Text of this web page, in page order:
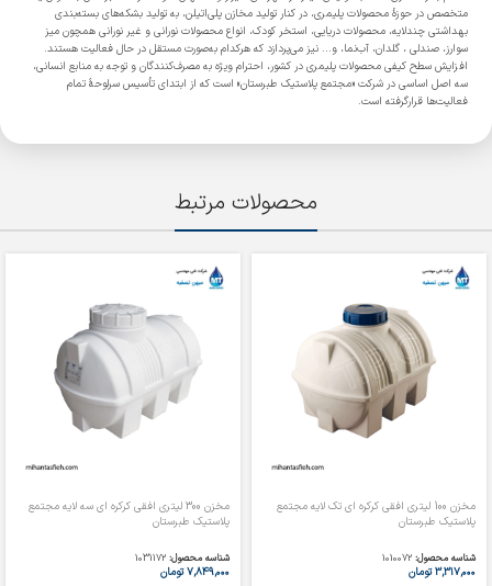
متخصص در حوزۀ محصولات پلیمری، در کنار تولید مخازن پلی‌اتیلن، به تولید بشکه‌های بسته‌بندی
بهداشتی چندلایه، محصولات دریایی، استخر کودک، انواع محصولات نورانی و غیر نورانی همچون میز
سوارز، صندلی ، گلدان، آب‌نما، و... نیز می‌پردازد که هرکدام به‌صورت مستقل در حال فعالیت هستند.
افزایش سطح کیفی محصولات پلیمری در کشور، احترام ویژه به مصرف‌کنندگان و توجه به منابع انسانی،
سه اصل اساسی در شرکت «مجتمع پلاستیک طبرستان» است که از ابتدای تأسیس سرلوحۀ تمام
فعالیت‌ها قرارگرفته است.
محصولات مرتبط
مخزن 100 لیتری افقی کرکره ای تک لایه مجتمع
پلاستیک طبرستان
شناسه محصول: 1010072
۳,۳۱۷,۰۰۰ تومان
مخزن 300 لیتری افقی کرکره ای سه لایه مجتمع
پلاستیک طبرستان
شناسه محصول: 1031172
۷,۸۴۹,۰۰۰ تومان